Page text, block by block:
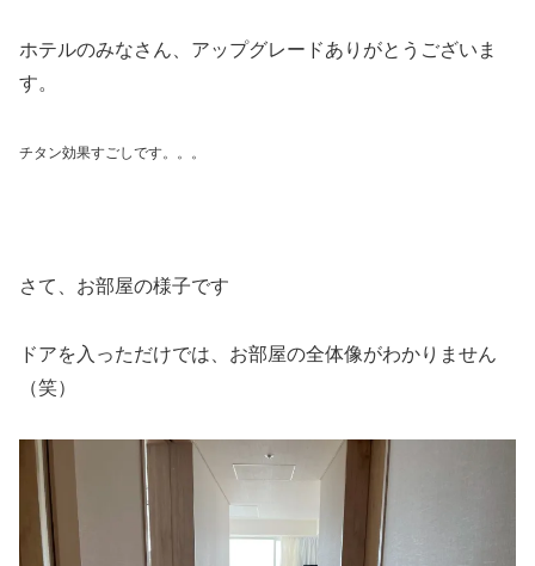
ホテルのみなさん、アップグレードありがとうございま
す。
チタン効果すごしです。。。
さて、お部屋の様子です
ドアを入っただけでは、お部屋の全体像がわかりません
（笑）